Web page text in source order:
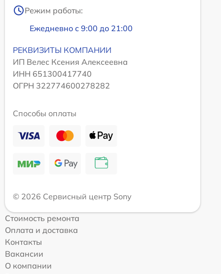
Режим работы:
Ежедневно с 9:00 до 21:00
РЕКВИЗИТЫ КОМПАНИИ
ИП Велес Ксения Алексеевна
ИНН 651300417740
ОГРН 322774600278282
Способы оплаты
© 2026 Сервисный центр Sony
Стоимость ремонта
Оплата и доставка
Контакты
Вакансии
О компании